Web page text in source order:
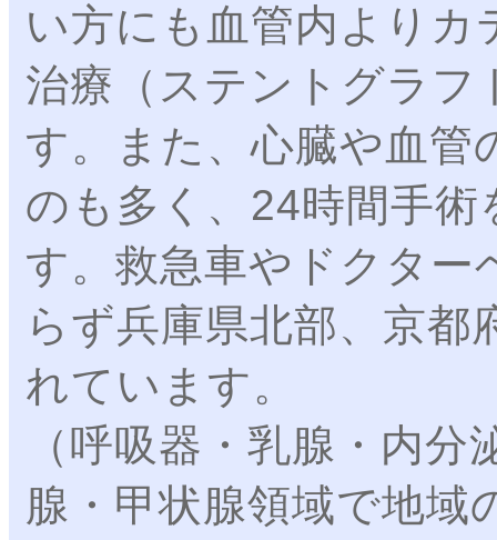
い方にも血管内より
治療（ステントグラフ
す。また、心臓や血管
のも多く、24時間手
す。救急車やドクター
らず兵庫県北部、京都
れています。
（呼吸器・乳腺・内
腺・甲状腺領域で地域